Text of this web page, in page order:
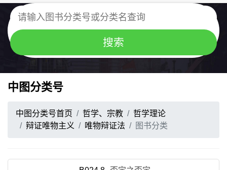
中图分类号
中图分类号首页 哲学、宗教
哲学理论
辩证唯物主义
唯物辩证法 图书分类